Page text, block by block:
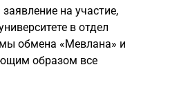
на участие,
в отдел
обмена «Мевлана» и
образом все